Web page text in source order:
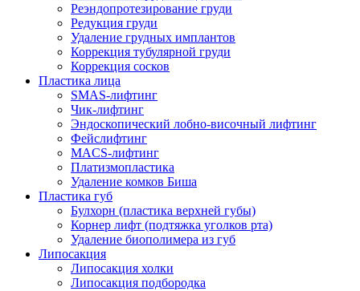
Реэндопротезирование груди
Редукция груди
Удаление грудных имплантов
Коррекция тубулярной груди
Коррекция сосков
Пластика лица
SMAS-лифтинг
Чик-лифтинг
Эндоскопический лобно-височный лифтинг
Фейслифтинг
MACS-лифтинг
Платизмопластика
Удаление комков Биша
Пластика губ
Булхорн (пластика верхней губы)
Корнер лифт (подтяжка уголков рта)
Удаление биополимера из губ
Липосакция
Липосакция холки
Липосакция подбородка